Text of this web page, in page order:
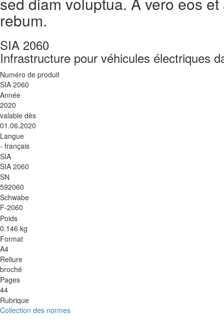
rebum.
SIA 2060
Infrastructure pour véhicules électriques
Numéro de produit
SIA 2060
Année
2020
valable dès
01.06.2020
Langue
- français
SIA
SIA 2060
SN
592060
Schwabe
F-2060
Poids
0.146 kg
Format
A4
Reliure
broché
Pages
44
Rubrique
Collection des normes